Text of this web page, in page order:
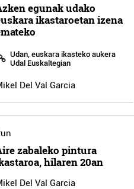
egunak udako
ikastaroetan izena
Udan, euskara ikasteko aukera
Udal Euskaltegian
Del Val Garcia
zabaleko pintura
hilaren 20an
Del Val Garcia